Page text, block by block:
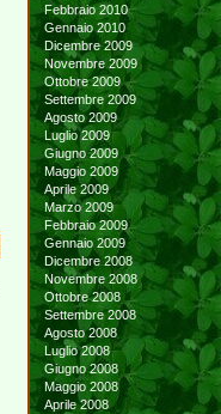
Febbraio 2010
Gennaio 2010
Dicembre 2009
Novembre 2009
Ottobre 2009
Settembre 2009
Agosto 2009
Luglio 2009
Giugno 2009
Maggio 2009
Aprile 2009
Marzo 2009
Febbraio 2009
Gennaio 2009
Dicembre 2008
Novembre 2008
Ottobre 2008
Settembre 2008
Agosto 2008
Luglio 2008
Giugno 2008
Maggio 2008
Aprile 2008